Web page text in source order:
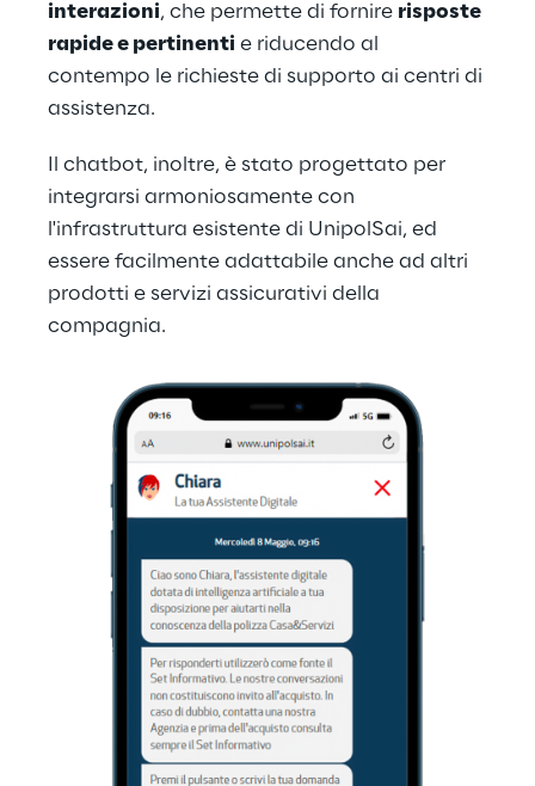
interazioni, che permette di fornire risposte
rapide e pertinenti e riducendo al
contempo le richieste di supporto ai centri di
assistenza.
Il chatbot, inoltre, è stato progettato per
integrarsi armoniosamente con
l'infrastruttura esistente di UnipolSai, ed
essere facilmente adattabile anche ad altri
prodotti e servizi assicurativi della
compagnia.